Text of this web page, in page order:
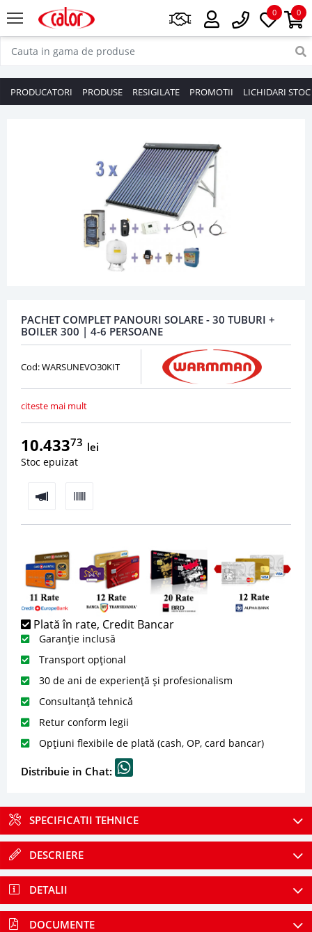
0
0
PRODUCATORI PRODUSE RESIGILATE PROMOTII LICHIDARI STOC
PACHET COMPLET PANOURI SOLARE - 30 TUBURI +
BOILER 300 | 4-6 PERSOANE
Cod: WARSUNEVO30KIT
citeste mai mult
10.43373 lei
Stoc epuizat
Plată în rate, Credit Bancar
Garanție inclusă
Transport opțional
30 de ani de experiență și profesionalism
Consultanță tehnică
Retur conform legii
Opțiuni flexibile de plată (cash, OP, card bancar)
Distribuie in Chat:
SPECIFICATII TEHNICE
DESCRIERE
DETALII
DOCUMENTE